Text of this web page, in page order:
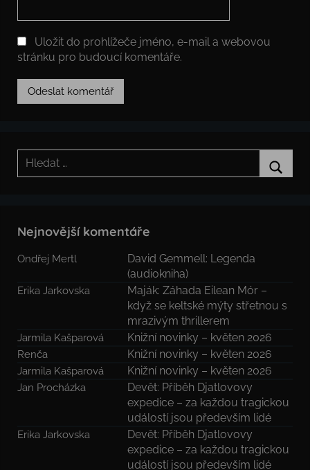
Uložit do prohlížeče jméno, e-mail a webovou
stránku pro budoucí komentáře.
Hledat:
Nejnovější komentáře
Ondřej Mertl
David Gemmell: Legenda
(audiokniha)
Erika Jarkovska
Maják: Záhada Eilean Mór –
když se keltské mýty střetnou s
mrazivým thrillerem
Jarmila Kašparová Knižní novinky – květen 2026
Renča Knižní novinky – květen 2026
Jarmila Kašparová Knižní novinky – květen 2026
Jan Procházka
Devět: Příběh Djatlovovy
expedice – za každou tragickou
událostí jsou především lidé
Erika Jarkovska
Devět: Příběh Djatlovovy
expedice – za každou tragickou
událostí jsou především lidé